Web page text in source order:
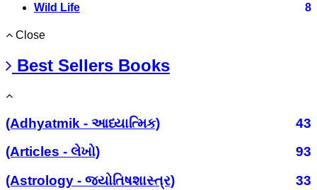
Wild Life 8
Close
Best Sellers Books
(Adhyatmik - આધ્યાત્મિક)
43
(Articles - લેખો)
93
(Astrology - જ્યોતિષશાસ્ત્ર)
33